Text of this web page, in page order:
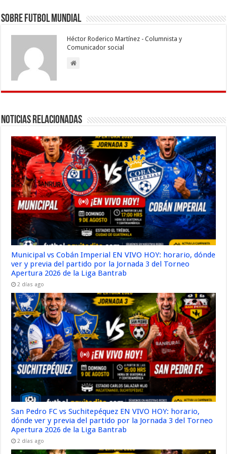
o
o
k
p
p
dI g
a
m
ar
r
Sobre Futbol Mundial
Héctor Roderico Martínez - Columnista y
Comunicador social
Noticias Relacionadas
Municipal vs Cobán Imperial EN VIVO HOY: horario, dónde
ver y previa del partido por la Jornada 3 del Torneo
Apertura 2026 de la Liga Bantrab
2 días ago
San Pedro FC vs Suchitepéquez EN VIVO HOY: horario,
dónde ver y previa del partido por la Jornada 3 del Torneo
Apertura 2026 de la Liga Bantrab
2 días ago